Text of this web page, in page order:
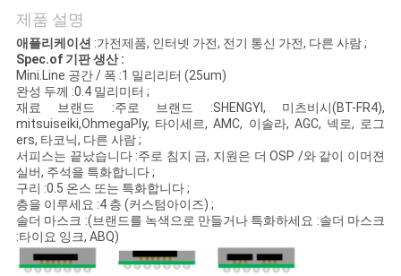
요
뉴
스
인
용
문
제품 설명
애플리케이션 :가전제품, 인터넷 가전, 전기 통신 가전, 다른 사람 ;
Spec.of 기판 생산 :
Mini.Line 공간 / 폭 :1 밀리리터 (25um)
완성 두께 :0.4 밀리미터 ;
재료 브랜드 :주로 브랜드 :SHENGYI, 미츠비시(BT-FR4),
mitsuiseiki,OhmegaPly, 타이세르, AMC, 이솔라, AGC, 넥로, 로그
ers, 타코닉, 다른 사람 ;
서피스는 끝났습니다 :주로 침지 금, 지원은 더 OSP /와 같이 이머젼
실버, 주석을 특화합니다 ;
구리 :0.5 온스 또는 특화합니다 ;
층을 이루세요 :4 층 (커스텀아이즈) ;
솔더 마스크 :(브랜드를 녹색으로 만들거나 특화하세요 :솔더 마스크
:타이요 잉크, ABQ)